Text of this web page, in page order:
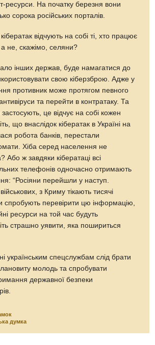
ресурси. На початку березня вони
сорока російських порталів.
відчують на собі ті, хто працює
не, скажімо, селяни?
інших держав, буде намагатися до
свою кіберзброю. Адже у
противник може протягом певного
та перейти в контратаку. Та
це відчує на собі кожен
що внаслідок кібератак в Україні на
робота банків, перестали
Хіба серед населення не
Або ж завдяки кібератаці всі
телефонів одночасно отримають
“Росіяни перейшли у наступ.
з Криму тікають тисячі
спробують перевірити цю інформацію,
ресурси на той час будуть
страшно уявити, яка пошириться
українським спецслужбам слід брати
молодь та спробувати
державної безпеки
думка